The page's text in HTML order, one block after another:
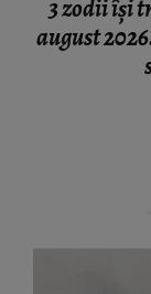
3 zodii își
august